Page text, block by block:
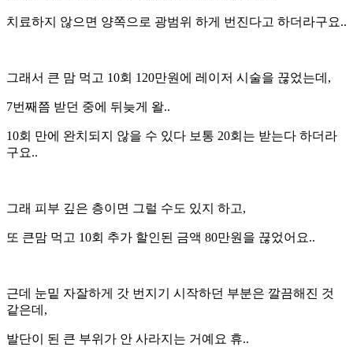
치료하지 않으면 양쪽으로 광범위 하게 번진다고 하더라구요..
그래서 큰 맘 먹고 10회 120만원에 레이저 시술을 끊었는데,
7번째쯤 받던 중에 뒤늦게 왈..
10회 만에 완치되지 않을 수 있다 보통 20회는 받는다 하더라
구요..
그래 피부 깊은 층이면 그럴 수도 있지 하고,
또 큰맘 먹고 10회 추가 할인된 금액 80만원을 끊었어요..
근데 눈밑 자잘하게 갓 번지기 시작하던 부분은 깔끔해진 것
같은데,
발단이 된 큰 부위가 안 사라지는 거예요 휴..